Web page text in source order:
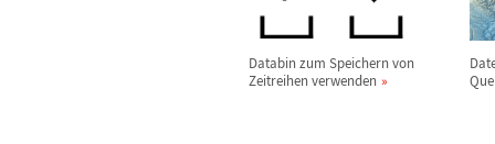
Databin zum Speichern von
Zeitreihen verwenden